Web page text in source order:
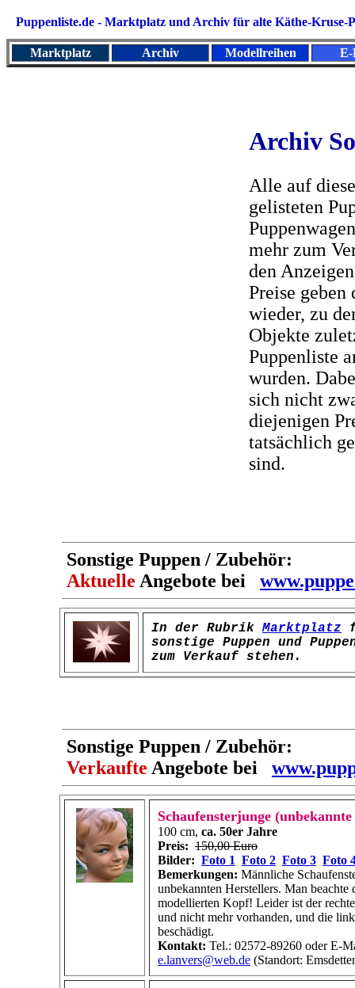
Puppenliste.de - Marktplatz und Archiv für alte Käthe-Kruse-
Marktplatz Archiv Modellreihen
Archiv
Alle auf
gelisteten
mehr zum
den
Preise geben
wieder, zu
Objekte
Puppenliste
wurden.
sich nicht
diejenigen
tatsächlich
sind.
Sonstige Puppen / Zubehör:
Aktuelle Angebote bei
In der Rubrik Marktplatz
sonstige Puppen und
zum Verkauf stehen.
Sonstige Puppen / Zubehör:
Verkaufte Angebote bei
Schaufensterjunge
100 cm, ca. 50er Jahre
Preis: 150,00 Euro
Bilder: Foto 1 Foto 2 Foto 3 Foto
Bemerkungen: Männliche
unbekannten Herstellers. Man beachte
modellierten Kopf! Leider ist der
und nicht mehr vorhanden, und die
beschädigt.
Kontakt: Tel.: 02572-89260 oder E-
e.lanvers@web.de (Standort: